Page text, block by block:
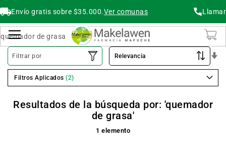
Envío gratis sobre $35.000.Ver comunas Llamar
Resultados de la búsqueda por: 'quemador
de grasa'
1 elemento
Filtrar por
Filtros Aplicados